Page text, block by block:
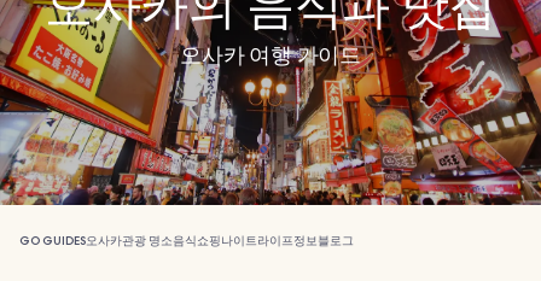
오사카 여행 가이드
GO GUIDES오사카관광 명소음식쇼핑나이트라이프정보블로그